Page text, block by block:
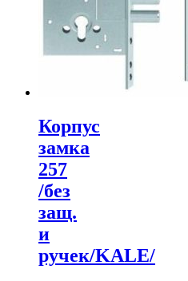
Корпус
замка
257
/без
защ.
и
ручек/KALE/